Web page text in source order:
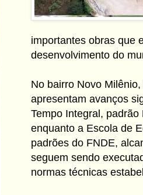
importantes obras que
desenvolvimento do
No bairro Novo
apresentam avanços
Tempo Integral,
enquanto a Escola de
padrões do FNDE,
seguem sendo
normas técnicas